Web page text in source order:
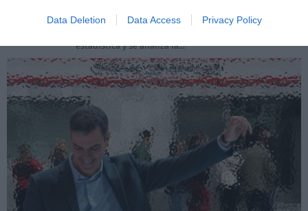
Data Deletion Data Access Privacy Policy
datos macroeconómicos con el que la Moncloa intenta
blindar su gestión frente a las críticas de la oposición.
estadística y se analiza la...